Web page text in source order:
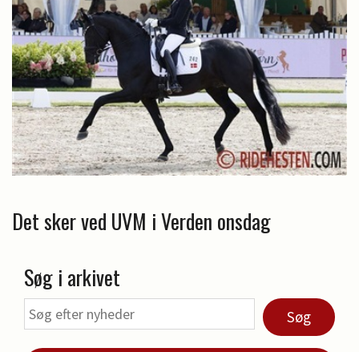
Det sker ved UVM i Verden onsdag
Søg i arkivet
Søg